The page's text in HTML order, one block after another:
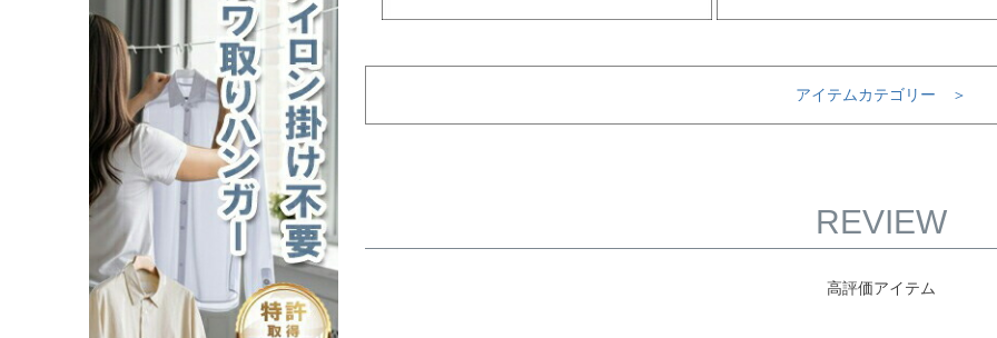
アイテムカテゴリー ＞
REVIEW
高評価アイテム